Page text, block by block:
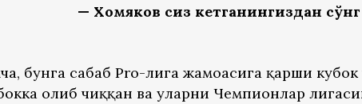
— Хомяков сиз кетганингиздан
бунга сабаб Pro-лига жамоасига қарши
олиб чиққан ва уларни Чемпионлар